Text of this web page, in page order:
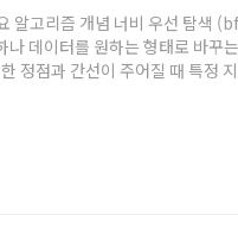
알고리즘 개념 너비 우선 탐색
데이터를 원하는 형태로 바꾸
정점과 간선이 주어질 때 특정
을 직접 작성하지 않았는지, 왜